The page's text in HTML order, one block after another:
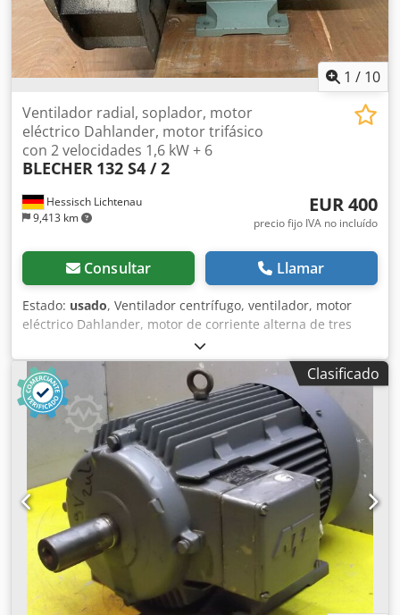
1 / 10
Hessisch Lichtenau
9,413 km
Ventilador radial, soplador, motor
eléctrico Dahlander, motor trifásico
con 2 velocidades 1,6 kW + 6
BLECHER 132 S4 / 2
EUR 400
precio fijo IVA no incluído
Consultar Llamar
Estado: usado, Ventilador centrífugo, ventilador, motor
eléctrico Dahlander, motor de corriente alterna de tres
fases con 2 velocidades, 1,6 kW + 6 kW, BLECHER, tipo 132
S4 / 2 Para la extracción de aire, refrigeración o
ventilación. Dcsdpfx Apjzinyhovsk Diámetro del impulsor:
Ø 400 mm Ancho del impulsor: 175 mm Diámetro del eje
del motor: Ø 38 mm Tipo de motor: Dahlander,
estrella/doble estrella Velocidad del motor: 1440 / 2870
rpm Número de polos: 8 / 4 Potencia del motor: 1,6 / 6 kW
Conexión a la red: 400 voltios, 50 Hz - Motor de corriente
alterna de tres fases Dahlander con 2 velocidades -
Impulsor de ventilador de metal - Cubierta de ventilador
de metal, Ø 465 mm - Motor eléctrico con brida base
estándar, orificios de fijación Ø 11,5 / distancia entre
orificios 215 x 140 mm Dimensiones (largo x ancho x alto):
570 x 465 x 465 mm Peso: 57 kg Buen estado Hay 2
unidades disponibles, precio por unidad.
Clasificado